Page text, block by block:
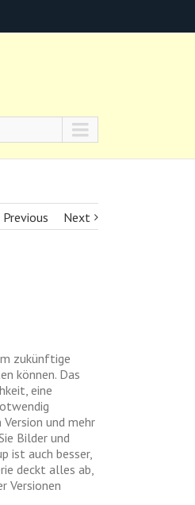
Previous Next
zukünftige
können. Das
eine
und mehr
Bilder und
ist auch besser,
deckt alles ab,
Versionen